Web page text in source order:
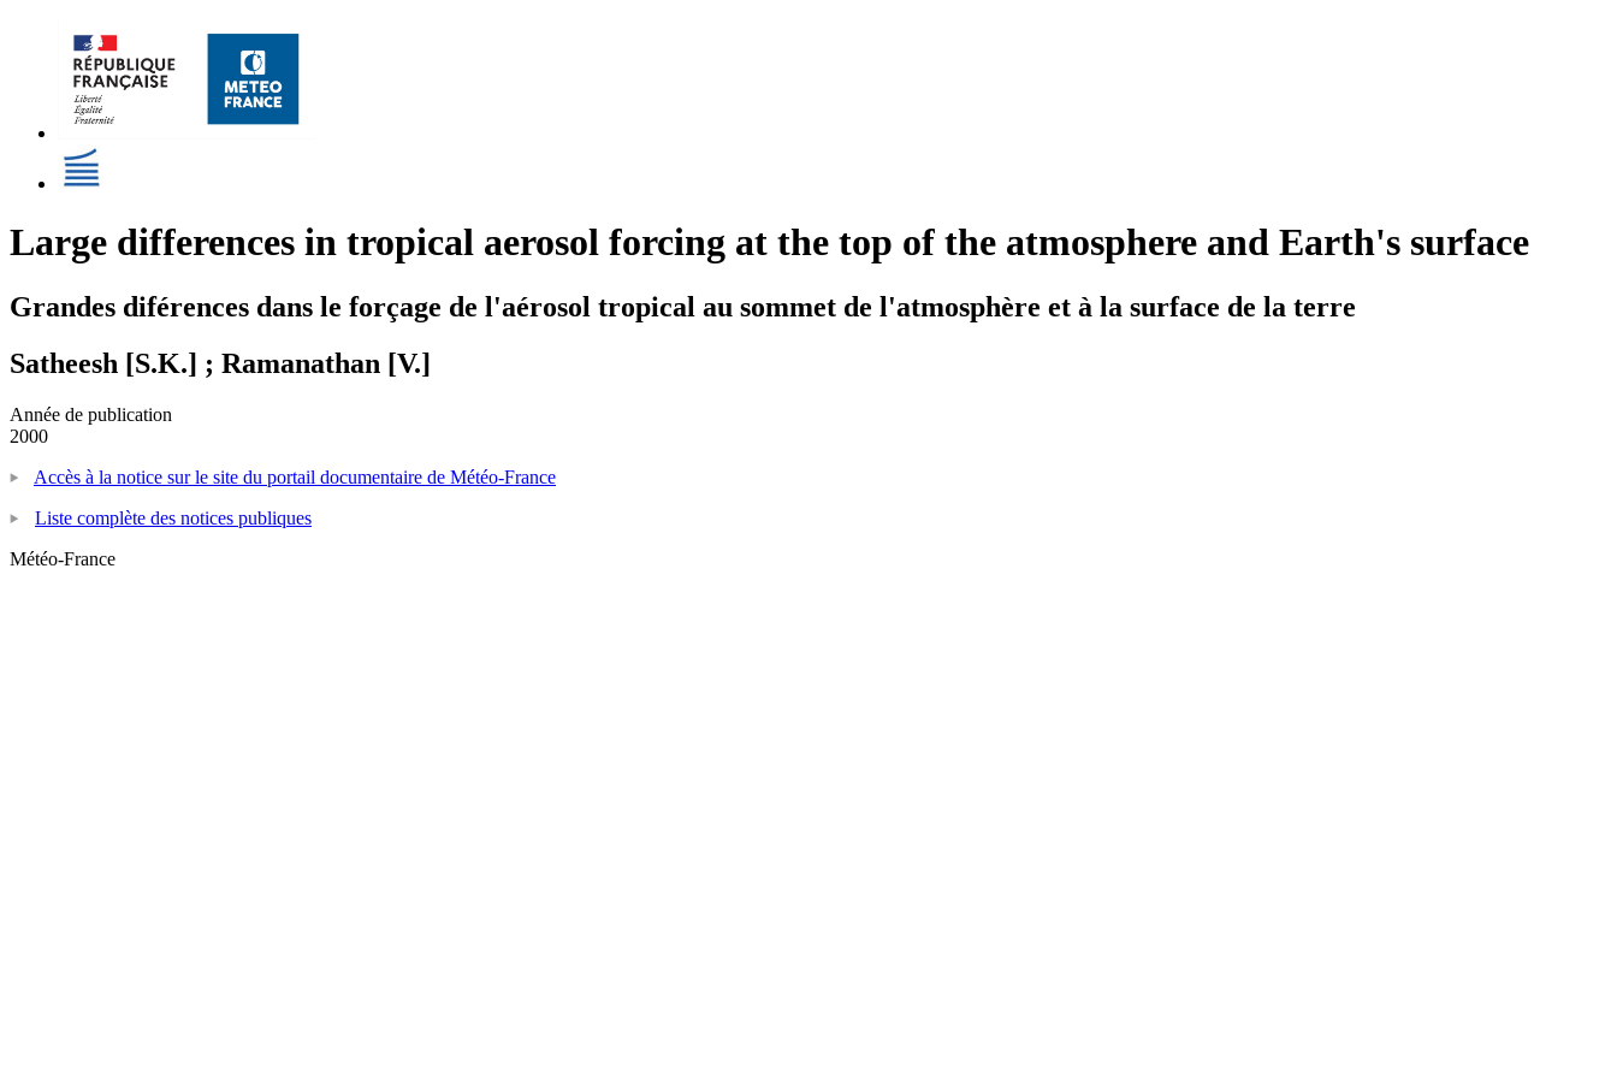
Large differences in tropical aerosol forcing at the top of the atmosphere and Earth's surface
Grandes diférences dans le forçage de l'aérosol tropical au sommet de l'atmosphère et à la surface de la terre
Satheesh [S.K.] ; Ramanathan [V.]
Année de publication
2000
Accès à la notice sur le site du portail documentaire de Météo-France
Liste complète des notices publiques
Météo-France